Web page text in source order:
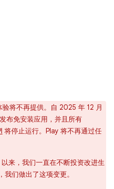
将不再提供。自 2025 年 12 月
布免安装应用，并且所有
将停止运行。Play 将不再通过任
来，我们一直在不断投资改进生
们做出了这项变更。